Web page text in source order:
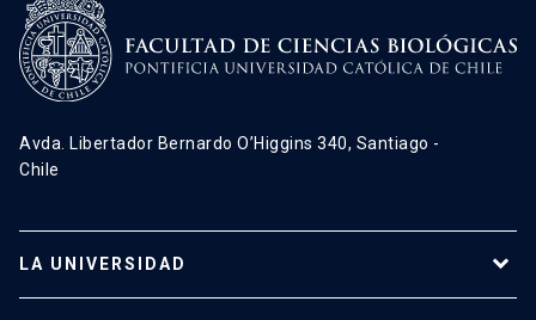
Avda. Libertador Bernardo O’Higgins 340, Santiago -
Chile
LA UNIVERSIDAD